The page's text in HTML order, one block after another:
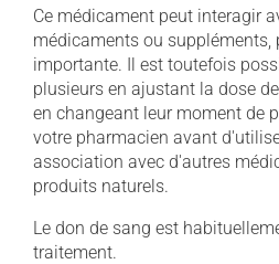
Ce médicament peut interagir
médicaments ou suppléments,
importante. Il est toutefois
plusieurs en ajustant la dose
en changeant leur moment de
votre pharmacien avant
association avec d'autres
produits naturels.
Le don de sang est
traitement.